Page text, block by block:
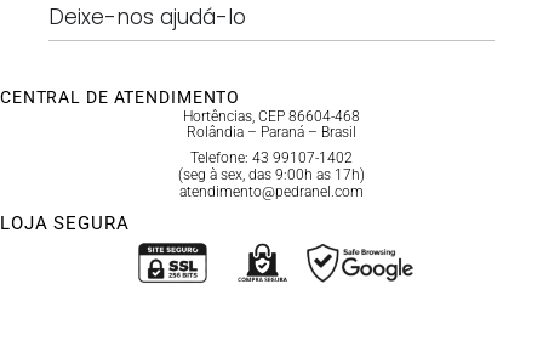
Deixe-nos ajudá-lo
CENTRAL DE ATENDIMENTO
Hortências, CEP 86604-468
Rolândia – Paraná – Brasil
Telefone: 43 99107-1402
(seg à sex, das 9:00h as 17h)
atendimento@pedranel.com
LOJA SEGURA